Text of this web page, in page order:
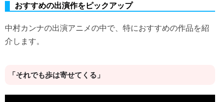
おすすめの出演作をピックアップ
中村カンナの出演アニメの中で、特におすすめの作品を紹
介します。
「それでも歩は寄せてくる」